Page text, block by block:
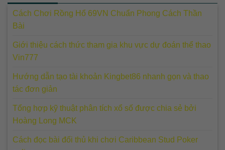
Cách Chơi Rồng Hổ 69VN Chuẩn Phong Cách Thần
Bài
Giới thiệu cách thức tham gia khu vực dự đoán thể thao
Vin777
Hướng dẫn tạo tài khoản Kingbet86 nhanh gọn và thao
tác đơn giản
Tổng hợp kỹ thuật phân tích xổ số được chia sẻ bởi
Hoàng Long MCK
Cách đọc bài đối thủ khi chơi Caribbean Stud Poker